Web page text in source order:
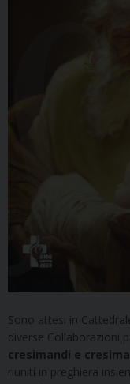
Sono attesi in
diverse Collaborazioni
cresimandi e
riuniti in preghiera